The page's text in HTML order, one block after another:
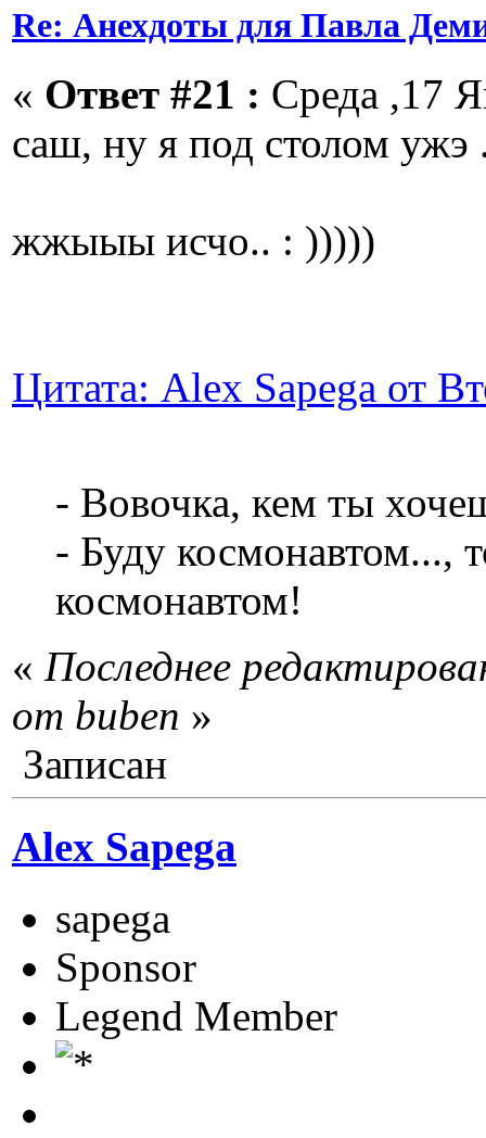
Re: Анехдоты для Павла
« Ответ #21 : Среда ,17
саш, ну я под столом ужэ
жжыыы исчо.. : )))))
Цитата: Alex Sapega от
- Вовочка, кем ты
- Буду космонавтом...,
космонавтом!
« Последнее
от buben »
Записан
Alex Sapega
sapega
Sponsor
Legend Member